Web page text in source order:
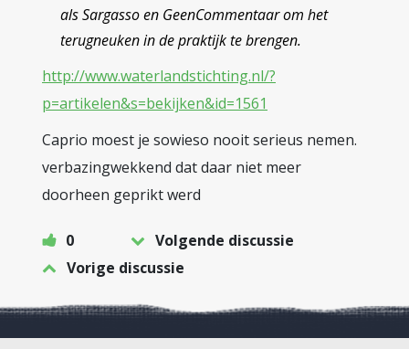
als Sargasso en GeenCommentaar om het
terugneuken in de praktijk te brengen.
http://www.waterlandstichting.nl/?
p=artikelen&s=bekijken&id=1561
Caprio moest je sowieso nooit serieus nemen.
verbazingwekkend dat daar niet meer
doorheen geprikt werd
0
Volgende discussie
Vorige discussie